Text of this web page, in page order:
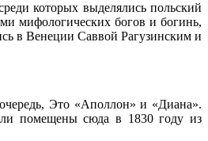
которых выделялись польский
мифологических богов и богинь,
в Венеции Саввой Рагузинским и
Это «Аполлон» и «Диана».
помещены сюда в 1830 году из